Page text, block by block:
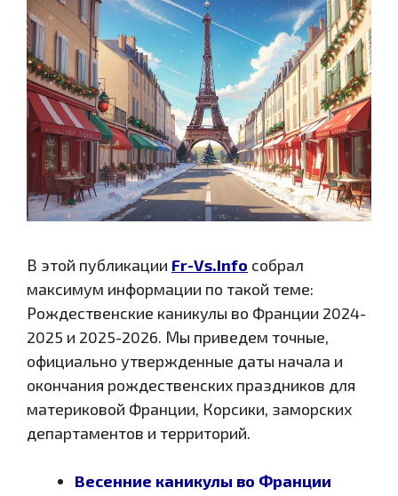
В этой публикации Fr-Vs.Info собрал
максимум информации по такой теме:
Рождественские каникулы во Франции 2024-
2025 и 2025-2026. Мы приведем точные,
официально утвержденные даты начала и
окончания рождественских праздников для
материковой Франции, Корсики, заморских
департаментов и территорий.
Весенние каникулы во Франции